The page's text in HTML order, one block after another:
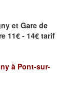
et Gare de
11€ - 14€ tarif
à Pont-sur-